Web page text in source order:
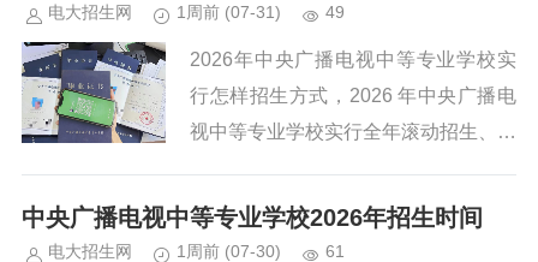
电大招生网 1周前 (07-31) 49
2026年中央广播电视中等专业学校实
行怎样招生方式，2026 年中央广播电
视中等专业学校实行‌全年滚动招生、免
式，不接收个人直接向总校报名 。‌‌我
校2026年开设热...
中央广播电视中等专业学校2026年招生时间
电大招生网 1周前 (07-30) 61